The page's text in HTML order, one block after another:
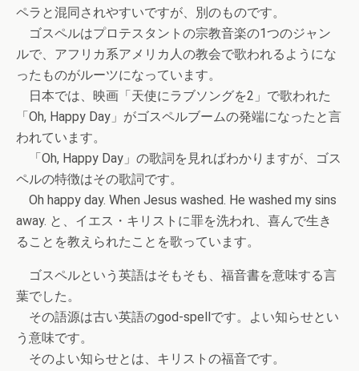
ペラと混同されやすいですが、別のものです。
ゴスペルはプロテスタントの宗教音楽の1つのジャン
ルで、アフリカ系アメリカ人の教会で歌われるようにな
ったものがルーツになっています。
日本では、映画「天使にラブソングを2」で歌われた
「Oh, Happy Day」がゴスペルブームの発端になったと言
われています。
「Oh, Happy Day」の歌詞を見ればわかりますが、ゴス
ペルの特徴はその歌詞です。
Oh happy day. When Jesus washed. He washed my sins
away. と、イエス・キリストに罪を洗われ、喜んで生き
ることを教えられたことを歌っています。
ゴスペルという英語はそもそも、福音書を意味する言
葉でした。
その語源は古い英語のgod-spellです。よい知らせとい
う意味です。
そのよい知らせとは、キリストの福音です。